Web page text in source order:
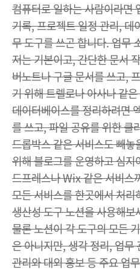
컴퓨터로 일하는 사람이라면
기록, 프로젝트 일정 관리, 데
무 도구를 쓰곤 합니다. 업무
저는 기본이고, 간단한 문서
버노트나 구글 문서를 쓰고,
기 위해 트렐로나 아사나 같
데이터베이스를 정리하려면
를 쓰고, 파일 공유를 위한 클
드롭박스 같은 서비스도 빼
위해 블로그를 운영하고 심
드프레스나 Wix 같은 서비스
모든 서비스를 한곳에서 처리
생산성 도구 노션을 사용해보
물론 노션이 각 도구의 모든
은 아니지만, 생각 정리, 업무
관리와 대외 홍보 등 주요 업